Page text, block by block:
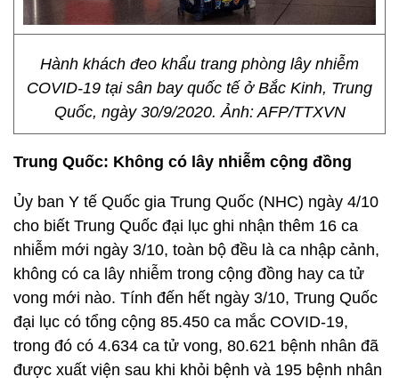
Hành khách đeo khẩu trang phòng lây nhiễm
COVID-19 tại sân bay quốc tế ở Bắc Kinh, Trung
Quốc, ngày 30/9/2020. Ảnh: AFP/TTXVN
Trung Quốc: Không có lây nhiễm cộng đồng
Ủy ban Y tế Quốc gia Trung Quốc (NHC) ngày 4/10
cho biết Trung Quốc đại lục ghi nhận thêm 16 ca
nhiễm mới ngày 3/10, toàn bộ đều là ca nhập cảnh,
không có ca lây nhiễm trong cộng đồng hay ca tử
vong mới nào. Tính đến hết ngày 3/10, Trung Quốc
đại lục có tổng cộng 85.450 ca mắc COVID-19,
trong đó có 4.634 ca tử vong, 80.621 bệnh nhân đã
được xuất viện sau khi khỏi bệnh và 195 bệnh nhân